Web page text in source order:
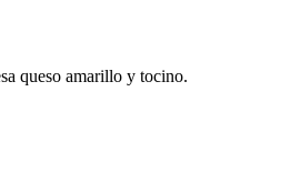
queso amarillo y tocino.